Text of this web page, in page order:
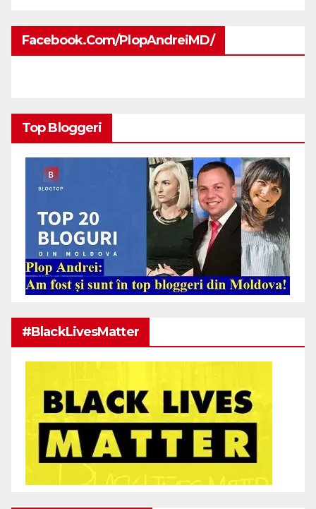
Facebook.com/PlopAndreiMD/
Top Bloggeri
#BlackLivesMatter